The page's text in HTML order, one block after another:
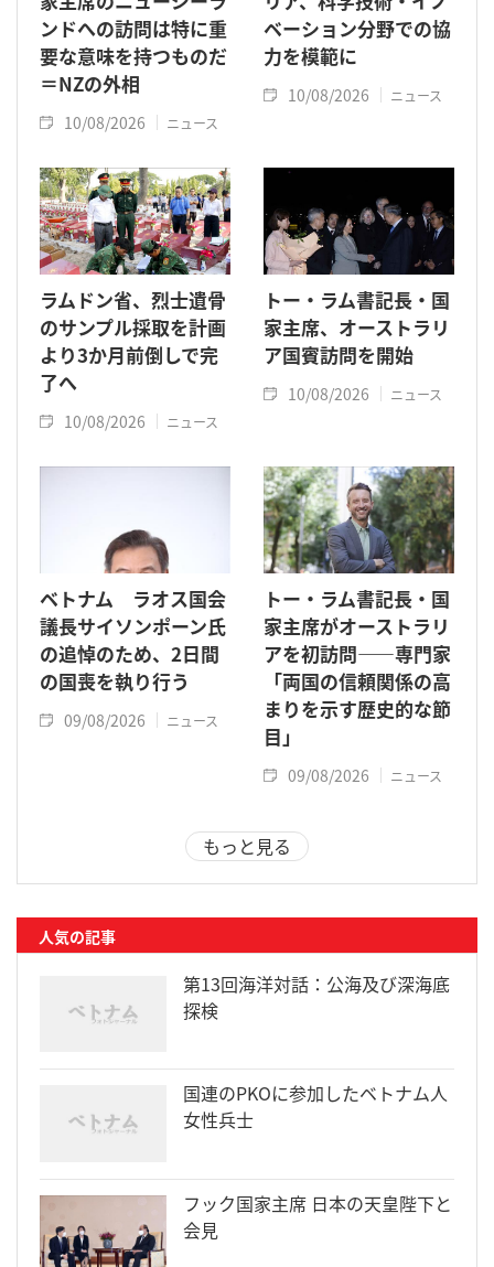
ンドへの訪問は特に重
要な意味を持つものだ
＝NZの外相
10/08/2026 ニュース
ベーション分野での協
力を模範に
10/08/2026 ニュース
ラムドン省、烈士遺骨
のサンプル採取を計画
より3か月前倒しで完
了へ
10/08/2026 ニュース
トー・ラム書記長・国
家主席、オーストラリ
ア国賓訪問を開始
10/08/2026 ニュース
ベトナム ラオス国会
議長サイソンポーン氏
の追悼のため、2日間
の国喪を執り行う
09/08/2026 ニュース
トー・ラム書記長・国
家主席がオーストラリ
アを初訪問――専門家
「両国の信頼関係の高
まりを示す歴史的な節
目」
09/08/2026 ニュース
もっと見る
人気の記事
第13回海洋対話：公海及び深海底
探検
国連のPKOに参加したベトナム人
女性兵士
フック国家主席 日本の天皇陛下と
会見